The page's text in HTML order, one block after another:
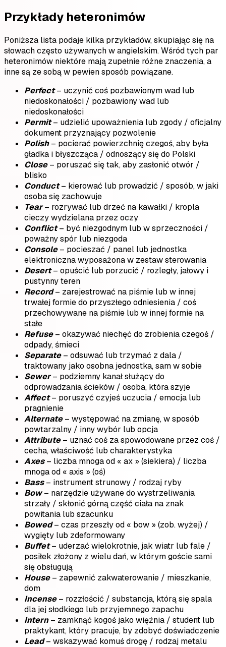
Przykłady heteronimów
Poniższa lista podaje kilka przykładów, skupiając się na
słowach często używanych w angielskim. Wśród tych par
heteronimów niektóre mają zupełnie różne znaczenia, a
inne są ze sobą w pewien sposób powiązane.
Perfect– uczynić coś pozbawionym wad lub
niedoskonałości / pozbawiony wad lub
niedoskonałości
Permit– udzielić upoważnienia lub zgody / oficjalny
dokument przyznający pozwolenie
Polish– pocierać powierzchnię czegoś, aby była
gładka i błyszcząca / odnoszący się do Polski
Close– poruszać się tak, aby zasłonić otwór /
blisko
Conduct– kierować lub prowadzić / sposób, w jaki
osoba się zachowuje
Tear– rozrywać lub drzeć na kawałki / kropla
cieczy wydzielana przez oczy
Conflict– być niezgodnym lub w sprzeczności /
poważny spór lub niezgoda
Console– pocieszać / panel lub jednostka
elektroniczna wyposażona w zestaw sterowania
Desert– opuścić lub porzucić / rozległy, jałowy i
pustynny teren
Record– zarejestrować na piśmie lub w innej
trwałej formie do przyszłego odniesienia / coś
przechowywane na piśmie lub w innej formie na
stałe
Refuse– okazywać niechęć do zrobienia czegoś /
odpady, śmieci
Separate– odsuwać lub trzymać z dala /
traktowany jako osobna jednostka, sam w sobie
Sewer– podziemny kanał służący do
odprowadzania ścieków / osoba, która szyje
Affect– poruszyć czyjeś uczucia / emocja lub
pragnienie
Alternate– występować na zmianę, w sposób
powtarzalny / inny wybór lub opcja
Attribute– uznać coś za spowodowane przez coś /
cecha, właściwość lub charakterystyka
Axes– liczba mnoga od « ax » (siekiera) / liczba
mnoga od « axis » (oś)
Bass– instrument strunowy / rodzaj ryby
Bow– narzędzie używane do wystrzeliwania
strzały / skłonić górną część ciała na znak
powitania lub szacunku
Bowed– czas przeszły od « bow » (zob. wyżej) /
wygięty lub zdeformowany
Buffet– uderzać wielokrotnie, jak wiatr lub fale /
posiłek złożony z wielu dań, w którym goście sami
się obsługują
House– zapewnić zakwaterowanie / mieszkanie,
dom
Incense– rozzłościć / substancja, którą się spala
dla jej słodkiego lub przyjemnego zapachu
Intern– zamknąć kogoś jako więźnia / student lub
praktykant, który pracuje, by zdobyć doświadczenie
Lead– wskazywać komuś drogę / rodzaj metalu